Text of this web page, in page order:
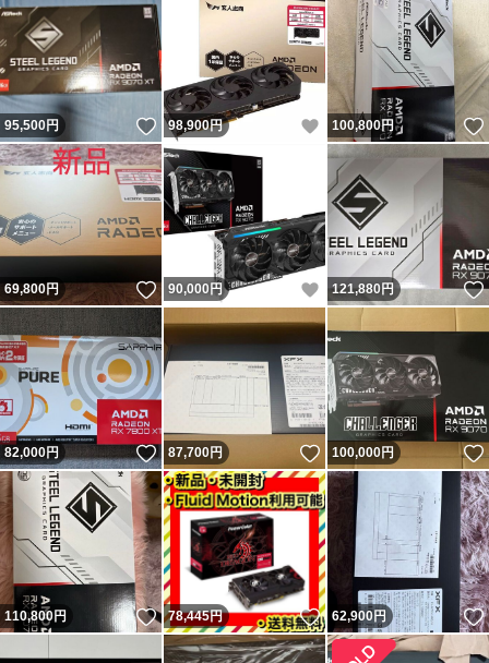
95,500円 いいね！
98,900円 いいね！
100,800円
69,800円 いいね！
90,000 円 いいね！
121,880円
82,000円 いいね！
87,700円 いいね！
100,000円
110,800円 いいね！
78,445円 いいね！
62,900円